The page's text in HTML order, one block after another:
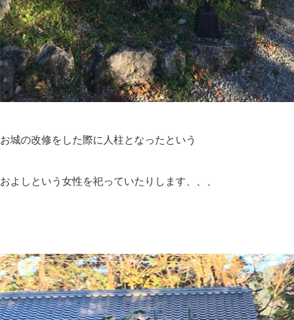
お城の改修をした際に人柱となったという
およしという女性を祀っていたりします、、、